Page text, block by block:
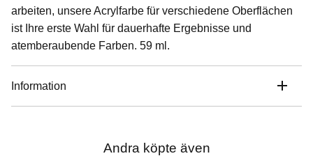
arbeiten, unsere Acrylfarbe für verschiedene Oberflächen
ist Ihre erste Wahl für dauerhafte Ergebnisse und
atemberaubende Farben. 59 ml.
Information
Andra köpte även